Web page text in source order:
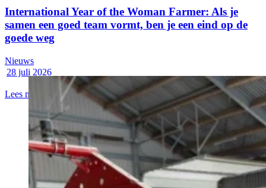
International Year of the Woman Farmer: Als je
samen een goed team vormt, ben je een eind op de
goede weg
28 juli 2026
Lees meer
Nieuws